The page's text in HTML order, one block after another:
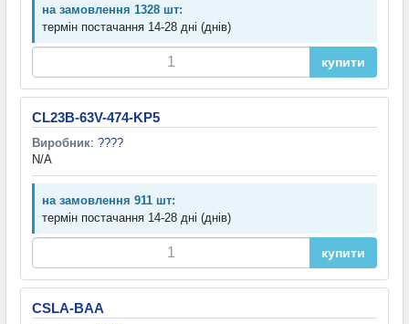
на замовлення 1328 шт:
термін постачання 14-28 дні (днів)
купити
CL23B-63V-474-KP5
Виробник: ????
N/A
на замовлення 911 шт:
термін постачання 14-28 дні (днів)
купити
CSLA-BAA